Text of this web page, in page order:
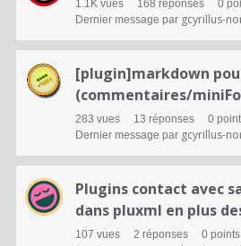
1.1K vues 168 réponses 0
Dernier message par gcyrillus-
[plugin]markdown
(commentaires/
283 vues 13 réponses 0
Dernier message par gcyrillus-
Plugins contact avec
dans pluxml en plus
107 vues 2 réponses 0 points